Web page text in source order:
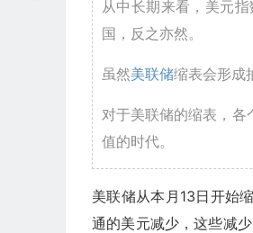
从中长期来看，美元
国，反之亦然。
虽然美联储缩表会形成
对于美联储的缩表，各
值的时代。
美联储从本月13日开始
通的美元减少，这些减